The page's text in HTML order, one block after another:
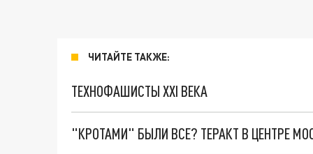
ЧИТАЙТЕ ТАКЖЕ:
ТЕХНОФАШИСТЫ XXI ВЕКА
"КРОТАМИ" БЫЛИ ВСЕ? ТЕРАКТ В ЦЕНТРЕ